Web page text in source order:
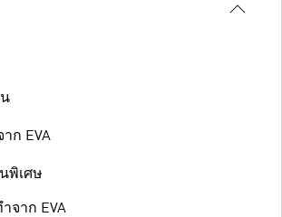
ก EVA
พิเศษ
จาก EVA